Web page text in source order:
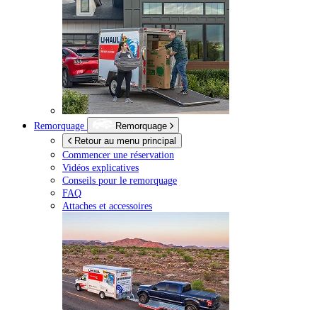
Remorquage
Remorquage
Retour au menu principal
Commencer une réservation
Vidéos explicatives
Conseils pour le remorquage
FAQ
Attaches et accessoires